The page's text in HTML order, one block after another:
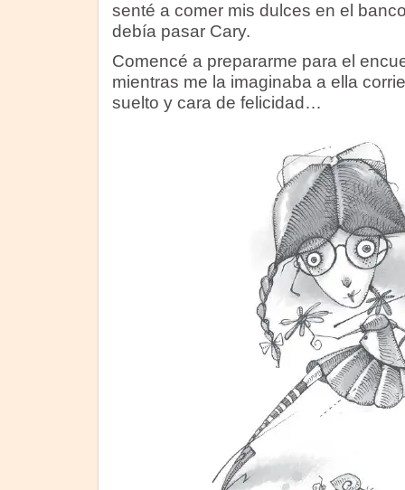
senté a comer mis dulces en el
debía pasar Cary.
Comencé a prepararme para el
mientras me la imaginaba a ella
suelto y cara de felicidad…